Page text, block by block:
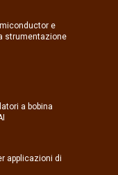
e
strumentazione
a bobina
applicazioni di